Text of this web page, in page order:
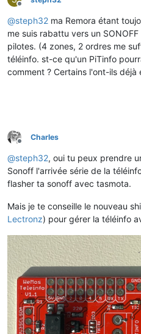
Offline
@steph32 ma Remora étant
me suis rabattu vers un
pilotes. (4 zones, 2 ordres me
téléinfo. st-ce qu'un PiTinfo
comment ? Certains l'ont-ils
Offline
Charles
@steph32, oui tu peux prendre
Sonoff l'arrivée série de la
flasher ta sonoff avec tasmota.
Mais je te conseille le nouveau
Lectronz) pour gérer la téléinfo